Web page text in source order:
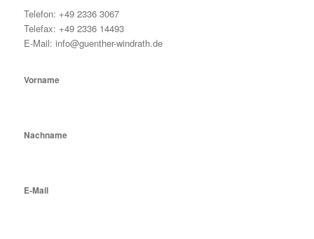
Telefon: +49 2336 3067
Telefax: +49 2336 14493
E-Mail: info@guenther-windrath.de
Vorname
Nachname
E-Mail